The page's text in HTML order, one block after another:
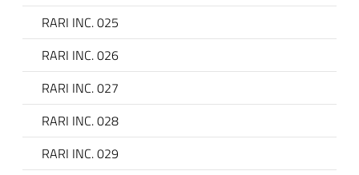
RARI INC. 025
RARI INC. 026
RARI INC. 027
RARI INC. 028
RARI INC. 029